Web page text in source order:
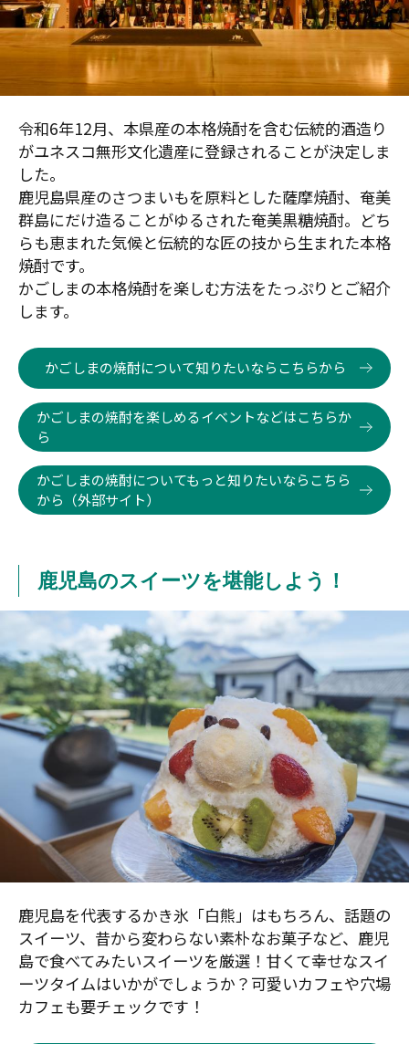
令和6年12月、本県産の本格焼酎を含む伝統的酒造り
がユネスコ無形文化遺産に登録されることが決定しま
した。
鹿児島県産のさつまいもを原料とした薩摩焼酎、奄美
群島にだけ造ることがゆるされた奄美黒糖焼酎。どち
らも恵まれた気候と伝統的な匠の技から生まれた本格
焼酎です。
かごしまの本格焼酎を楽しむ方法をたっぷりとご紹介
します。
かごしまの焼酎について知りたいならこちらから
かごしまの焼酎を楽しめるイベントなどはこちらか
ら
かごしまの焼酎についてもっと知りたいならこちら
から（外部サイト）
鹿児島のスイーツを堪能しよう！
鹿児島を代表するかき氷「白熊」はもちろん、話題の
スイーツ、昔から変わらない素朴なお菓子など、鹿児
島で食べてみたいスイーツを厳選！甘くて幸せなスイ
ーツタイムはいかがでしょうか？可愛いカフェや穴場
カフェも要チェックです！